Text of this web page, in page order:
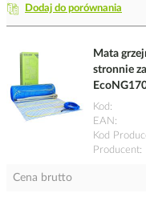
Dodaj do porównania
Mata
stronnie
Kod
EAN
Kod
Producent
Cena brutto